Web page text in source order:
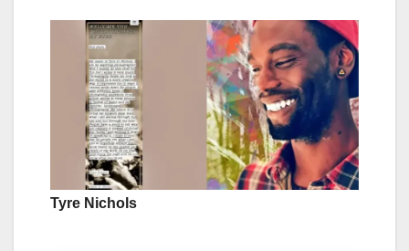
Tyre Nichols